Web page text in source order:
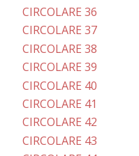
CIRCOLARE 36
CIRCOLARE 37
CIRCOLARE 38
CIRCOLARE 39
CIRCOLARE 40
CIRCOLARE 41
CIRCOLARE 42
CIRCOLARE 43